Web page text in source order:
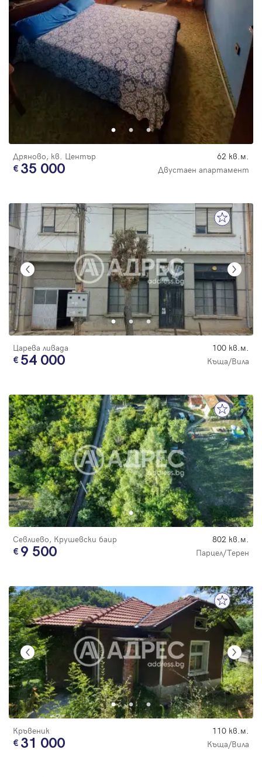
Дряново, кв. Център 62 кв.м.
35 000 Двустаен апартамент
Царева ливада 100 кв.м.
54 000 Къща/Вила
Севлиево, Крушевски баир 802 кв.м.
9 500 Парцел/Терен
Кръвеник 110 кв.м.
31 000 Къща/Вила